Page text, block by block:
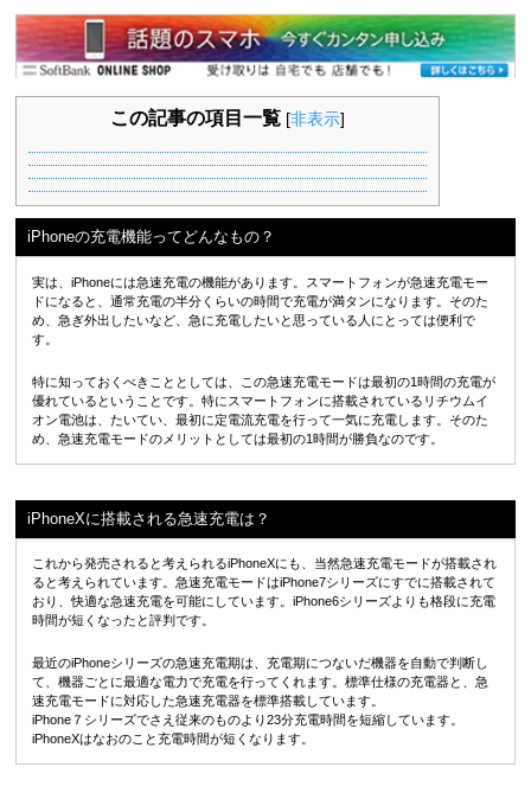
この記事の項目一覧 [非表示]
iPhoneの充電機能ってどんなもの？
実は、iPhoneには急速充電の機能があります。スマートフォンが急速充電モー
ドになると、通常充電の半分くらいの時間で充電が満タンになります。そのた
め、急ぎ外出したいなど、急に充電したいと思っている人にとっては便利で
す。
特に知っておくべきこととしては、この急速充電モードは最初の1時間の充電が
優れているということです。特にスマートフォンに搭載されているリチウムイ
オン電池は、たいてい、最初に定電流充電を行って一気に充電します。そのた
め、急速充電モードのメリットとしては最初の1時間が勝負なのです。
iPhoneXに搭載される急速充電は？
これから発売されると考えられるiPhoneXにも、当然急速充電モードが搭載され
ると考えられています。急速充電モードはiPhone7シリーズにすでに搭載されて
おり、快適な急速充電を可能にしています。iPhone6シリーズよりも格段に充電
時間が短くなったと評判です。
最近のiPhoneシリーズの急速充電期は、充電期につないだ機器を自動で判断し
て、機器ごとに最適な電力で充電を行ってくれます。標準仕様の充電器と、急
速充電モードに対応した急速充電器を標準搭載しています。
iPhone７シリーズでさえ従来のものより23分充電時間を短縮しています。
iPhoneXはなおのこと充電時間が短くなります。